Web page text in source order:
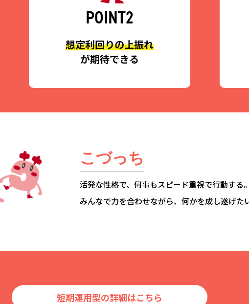
POINT2
想定利回りの上振れ
が期待できる
こづっち
活発な性格で、何事もスピード重視で行動する
みんなで力を合わせながら、何かを成し遂げた
短期運用型の詳細はこちら